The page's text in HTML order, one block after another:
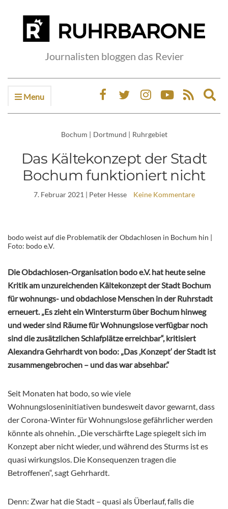
Journalisten bloggen das Revier
Menu
Bochum | Dortmund | Ruhrgebiet
Das Kältekonzept der Stadt
Bochum funktioniert nicht
7. Februar 2021 | Peter Hesse Keine Kommentare
bodo weist auf die Problematik der Obdachlosen in Bochum hin |
Foto: bodo e.V.
Die Obdachlosen-Organisation bodo e.V. hat heute seine
Kritik am unzureichenden Kältekonzept der Stadt Bochum
für wohnungs- und obdachlose Menschen in der Ruhrstadt
erneuert. „Es zieht ein Wintersturm über Bochum hinweg
und weder sind Räume für Wohnungslose verfügbar noch
sind die zusätzlichen Schlafplätze erreichbar“, kritisiert
Alexandra Gehrhardt von bodo: „Das ‚Konzept‘ der Stadt ist
zusammengebrochen – und das war absehbar.“
Seit Monaten hat bodo, so wie viele
Wohnungsloseninitiativen bundesweit davor gewarnt, dass
der Corona-Winter für Wohnungslose gefährlicher werden
könnte als ohnehin. „Die verschärfte Lage spiegelt sich im
Konzept aber nicht wieder, und während des Sturms ist es
quasi wirkungslos. Die Konsequenzen tragen die
Betroffenen“, sagt Gehrhardt.
Denn: Zwar hat die Stadt – quasi als Überlauf, falls die